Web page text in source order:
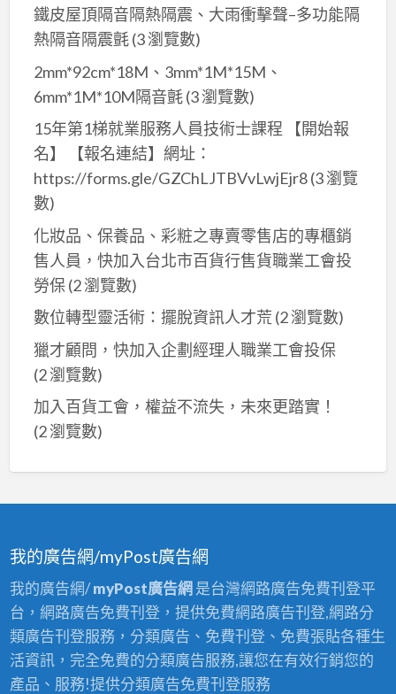
鐵皮屋頂隔音隔熱隔震、大雨衝擊聲–多功能隔
熱隔音隔震氈(3 瀏覽數)
2mm*92cm*18M、3mm*1M*15M、
6mm*1M*10M隔音氈(3 瀏覽數)
15年第1梯就業服務人員技術士課程 【開始報
名】 【報名連結】網址：
https://forms.gle/GZChLJTBVvLwjEjr8(3 瀏覽
數)
化妝品、保養品、彩粧之專賣零售店的專櫃銷
售人員，快加入台北市百貨行售貨職業工會投
勞保(2 瀏覽數)
數位轉型靈活術：擺脫資訊人才荒 (2 瀏覽數)
獵才顧問，快加入企劃經理人職業工會投保
(2 瀏覽數)
加入百貨工會，權益不流失，未來更踏實！
(2 瀏覽數)
我的廣告網/myPost廣告網
我的廣告網/myPost廣告網 是台灣網路廣告免費刊登平
台，網路廣告免費刊登，提供免費網路廣告刊登,網路分
類廣告刊登服務，分類廣告、免費刊登、免費張貼各種生
活資訊，完全免費的分類廣告服務,讓您在有效行銷您的
產品、服務!提供分類廣告免費刊登服務